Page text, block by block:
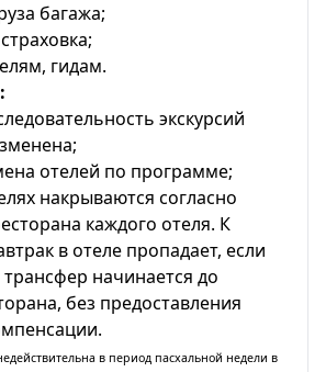
багажа;
гидам.
экскурсий
отелей по программе;
накрываются согласно
каждого отеля. К
в отеле пропадает, если
трансфер начинается до
без предоставления
в период пасхальной недели в